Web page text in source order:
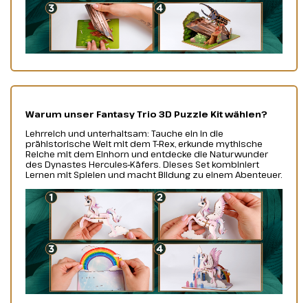
Warum unser Fantasy Trio 3D Puzzle Kit wählen?
Lehrreich und unterhaltsam: Tauche ein in die
prähistorische Welt mit dem T-Rex, erkunde mythische
Reiche mit dem Einhorn und entdecke die Naturwunder
des Dynastes Hercules-Käfers. Dieses Set kombiniert
Lernen mit Spielen und macht Bildung zu einem Abenteuer.